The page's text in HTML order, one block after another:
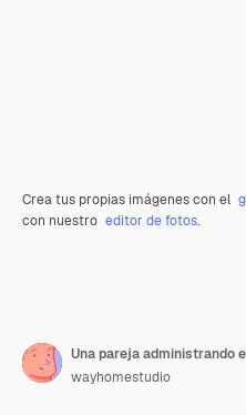
Crea tus propias imágenes con el
con nuestro editor de fotos.
Una pareja administrando
wayhomestudio